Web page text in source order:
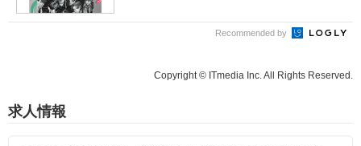
Recommended by
Copyright © ITmedia Inc. All Rights Reserved.
求人情報